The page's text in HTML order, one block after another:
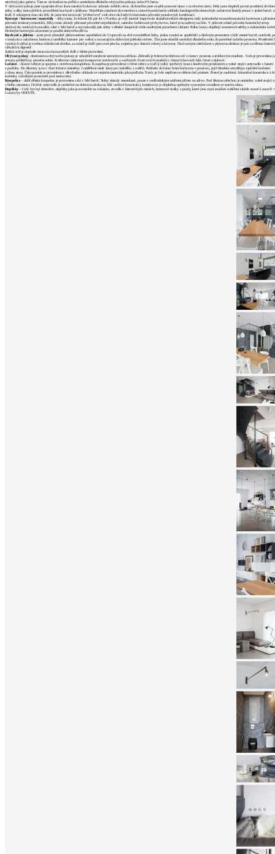
otevřený jako galerie. Tam se do budoucna počítá s umístěním dětského obývacího pokoje, nebo PS herny.
V obývacím pokoji jsme spojením dvou francouzských oken na zahradu zvětšili otvor, do kterého jsme osadili posuvné okno v ocelovém rámu. Dále jsme doplnili pevné prosklení do
stěny a díky tomu došlo k prosvětlení kuchyně s jídelnou. Největším zásahem do exteriéru a zároveň potlačením vzhledu katalogového domu bylo nabarvení fasády pouze v jedné barvě, a
šedé. S odstupem času nás těší, že jsme tím iniciovali "přebarvení" celé ulice do šedých tónů místo původní pastelových kombinací.
Koncept / barevnost / materiály - díky tomu, že klienti žili pár let v Norsku, je celý interiér inspirován skandinávským designem, tedy jednoduchá monochromatická barevnost a přiznání
původní struktury materiálů. Díky tomu zůstaly přiznané původně nepohledové, nahrubo hoblované prvky krovu, které jsou natřeny na bílo. V přízemí zůstal původní keramický strop
uložený do ocelových nosníků, také v bílé barvě a nejvýrazněji pak stěny v dětské koupelně s bíle natřenými porotherm cihlami. Bílou barvu doplňují cementové stěrky a industriální
Drobným barevným akcentem je použití dubového dřeva.
Kuchyně a jídelna– jsme proti původně plánovanému uspořádání do U upravili na dvě rovnoběžné linky, jedna vysoká se spotřebiči a úložným prostorem v bílé matné barvě, ostrůvek
v antracitu s naloženou hmotou z umělého kamene pro vaření a navazujícím dubovým jídelním stolem. Tím jsme dosáhli umístění dlouhého stolu do poměrně úzkého prostoru. Prostřední
vysokých skříní je tvořena skládacími dveřmi, za nimiž je další pracovní plocha, zejména pro domácí roboty a kávovar. Nad varným ostrůvkem s plynovou deskou je pak zavěšena lustrová
cirkulační digestoř.
Jídelní stůl je doplněn sestavou různorodých židlí v bílém provedení.
Obývací pokoj- dominantou obývacího pokoje je schodiště natažené antracitovou stěrkou. Zábradlí je řešeno bavlněnou sítí v rámu v prostoru a trubkovým madlem. Sofa je provedena
sestava polštářů na pevném soklu. Knihovnu nahrazuje kompozice otevřených a zavřených čtvercových modulů v různých barvách bílé, černé a dubové.
Ložnice- hlavní ložnice je spojena s otevřenou koupelnou. Koupelna je provedená v černé stěrce a tvoří jí velký sprchový kout s kouřovým prosklením a volně stojící umyvadlo s baterií
z podlahy. Do šikminy jsou v části ložnice umístěny 2 oddělené malé šatny pro každého z rodičů. Pohledu do šaten brání knihovna v prostoru, jejíž hloubka umožňuje zaplnění knihami
z obou stran. Čelo postele je provedeno z dřevěného obkladu ve stejném materiálu jako podlaha. Navíc je čelo nepřímo osvětleno led páskem. Postel je zaoblená čalouněná konstrukce z
koženky s úložným prostorem pod matracemi.
Koupelna– další dětská koupelna je provedena celá v bílé barvě. Stěny zůstaly neomítané, pouze s voděodolným nátěrem přímo na zdivo. Pod šikmou střechou je umístěna volně stojící
z litého mramoru. Oválné umyvadlo je umístěné na dubovou desku na bílé ocelové konstrukci, kompozice je doplněna opřeným vyoseným zrcadlem ve starém rámu.
Doplňky – Celý byt byl dotvořen doplňky jako jsou textilie na zakázku, zrcadla v historických rámech, betonové stolky a poufy, které jsou nyní součástí rozšíření služeb zvané LooooX =
Luxury by OOOOX.
architektů
Katalog
dodavatelů
Vložit
inzerát
do
burzy
práce